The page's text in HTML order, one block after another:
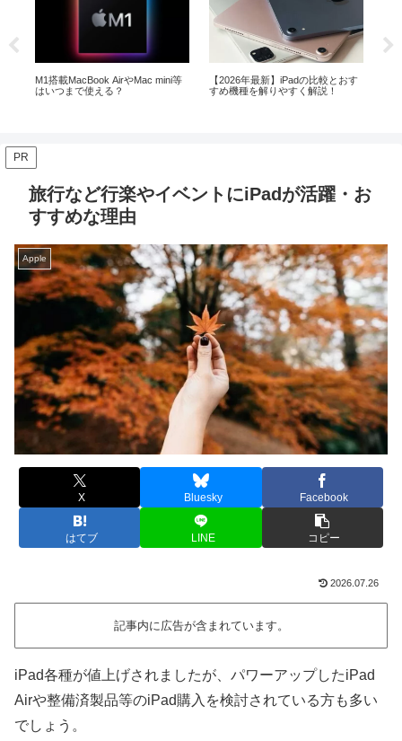
Macの中で最もコスパの良いMac
miniがお勧めな人とその理由！
メモリ24GB以上ならMacBook Air
よりProが安心！？
PR
旅行など行楽やイベントにiPadが活躍・お
すすめな理由
Apple
X Bluesky Facebook
はてブ LINE コピー
2026.07.26
記事内に広告が含まれています。
iPad各種が値上げされましたが、パワーアップしたiPad
Airや整備済製品等のiPad購入を検討されている方も多い
でしょう。